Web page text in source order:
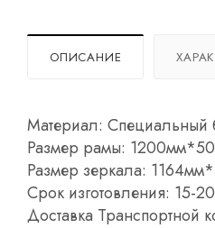
ОПИСАНИЕ
Материал: Специальный
Размер рамы:
Размер зеркала:
Срок изготовления: 15-
Доставка